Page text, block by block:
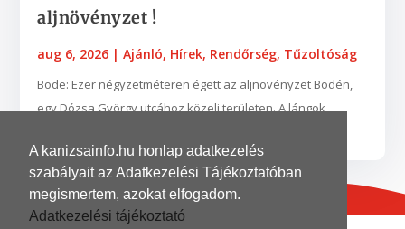
A kanizsainfo.hu honlap adatkezelés
szabályait az Adatkezelési Tájékoztatóban
megismertem, azokat elfogadom.
Adatkezelési tájékoztató
aljnövényzet !
aug 6, 2026 |Ajánló, Hírek, Rendőrség, Tűzoltóság
Böde: Ezer négyzetméteren égett az aljnövényzet Bödén,
egy Dózsa György utcához közeli területen. A lángok